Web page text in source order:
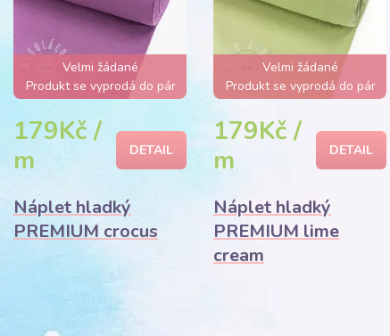
Velmi žádané
Produkt se vyprodá do pár
hodin
179Kč /
m
DETAIL
Náplet hladký
PREMIUM crocus
Velmi žádané
Produkt se vyprodá do pár
hodin
179Kč /
m
DETAIL
Náplet hladký
PREMIUM lime
cream